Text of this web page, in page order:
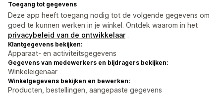
Toegang tot gegevens
Deze app heeft toegang nodig tot de volgende gegevens om
goed te kunnen werken in je winkel. Ontdek waarom in het
privacybeleid van de ontwikkelaar .
Klantgegevens bekijken:
Apparaat- en activiteitsgegevens
Gegevens van medewerkers en bijdragers bekijken:
Winkeleigenaar
Winkelgegevens bekijken en bewerken:
Producten, bestellingen, aangepaste gegevens